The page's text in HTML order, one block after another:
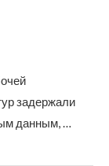
задержали
данным, …